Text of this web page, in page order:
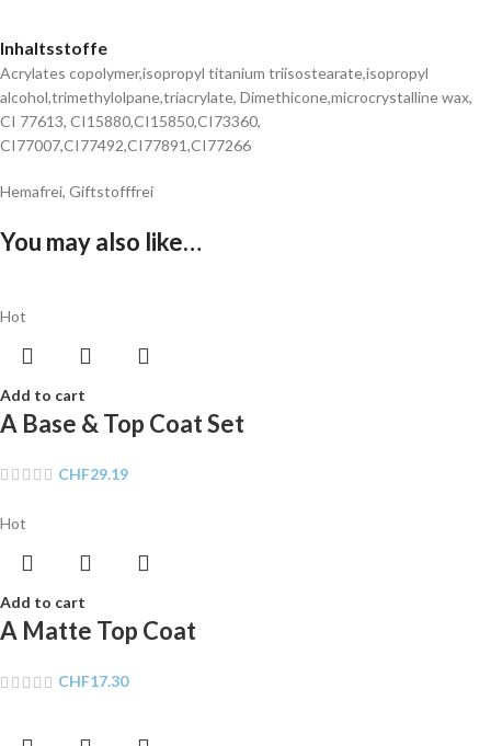
Inhaltsstoffe
Acrylates copolymer,isopropyl titanium triisostearate,isopropyl
alcohol,trimethylolpane,triacrylate, Dimethicone,microcrystalline wax,
CI 77613, CI15880,CI15850,CI73360,
CI77007,CI77492,CI77891,CI77266
Hemafrei, Giftstofffrei
You may also like…
Hot
Add to cart
A Base & Top Coat Set
CHF29.19
Hot
Add to cart
A Matte Top Coat
CHF17.30